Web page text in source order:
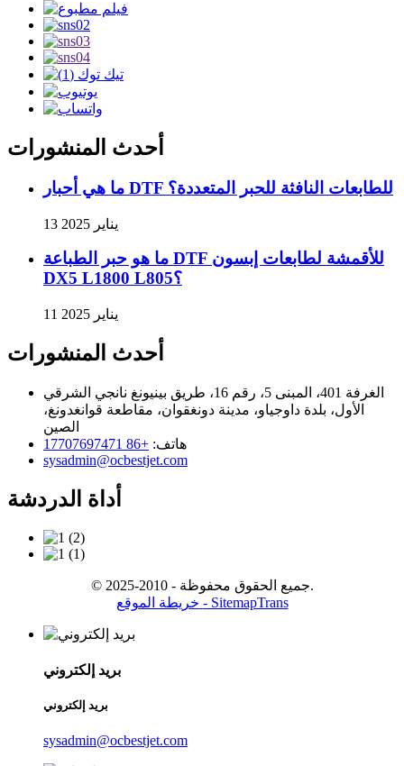
أحدث المنشورات
ما هي أحبار DTF للطابعات النافثة للحبر المتعددة؟
13 يناير 2025
ما هو حبر الطباعة DTF للأقمشة لطابعات إبسون
DX5 L1800 L805؟
11 يناير 2025
أحدث المنشورات
الغرفة 401، المبنى 5، رقم 16، طريق بينيونغ نانجي الشرقي
الأول، بلدة داوجياو، مدينة دونغقوان، مقاطعة قوانغدونغ،
الصين
هاتف: +86 17707697471
sysadmin@ocbestjet.com
أداة الدردشة
© جميع الحقوق محفوظة - 2010-2025.
- SitemapTrans
بريد إلكتروني
بريد إلكتروني
sysadmin@ocbestjet.com